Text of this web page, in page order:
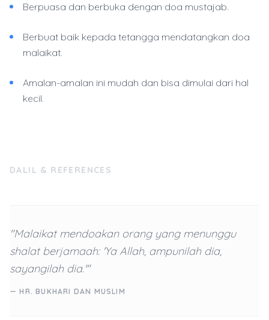
Berpuasa dan berbuka dengan doa mustajab.
Berbuat baik kepada tetangga mendatangkan doa
malaikat.
Amalan-amalan ini mudah dan bisa dimulai dari hal
kecil.
DALIL & REFERENCES
"Malaikat mendoakan orang yang menunggu
shalat berjamaah: 'Ya Allah, ampunilah dia,
sayangilah dia.'"
— HR. BUKHARI DAN MUSLIM